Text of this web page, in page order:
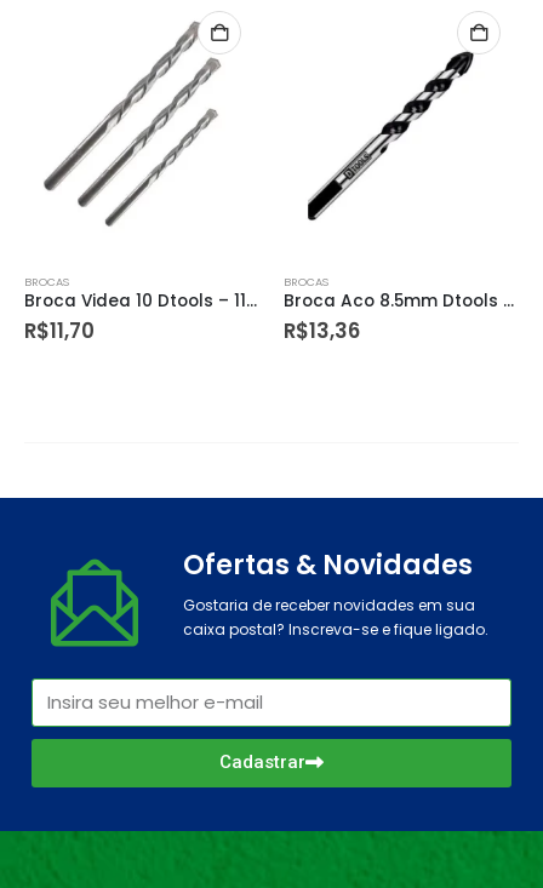
BROCAS
Broca Videa 10 Dtools – 11713
R$11,70
BROCAS
Broca Aco 8.5mm Dtools – 11857
R$13,36
Ofertas & Novidades
Gostaria de receber novidades em sua
caixa postal? Inscreva-se e fique ligado.
Cadastrar